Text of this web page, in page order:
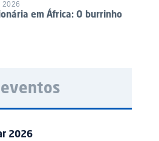
2026
em África: O burrinho
2026